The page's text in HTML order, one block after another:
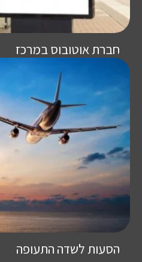
חברת אוטובוס במרכז
הסעות לשדה התעופה